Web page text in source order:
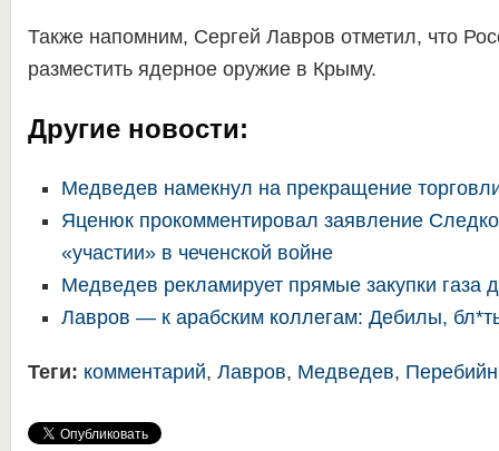
Также напомним, Сергей Лавров отметил, что
разместить ядерное оружие в Крыму.
Другие новости:
Медведев намекнул на прекращение
Яценюк прокомментировал заявление
«участии» в чеченской войне
Медведев рекламирует прямые закупки газа
Лавров — к арабским коллегам: Дебилы,
Теги: комментарий, Лавров, Медведев,